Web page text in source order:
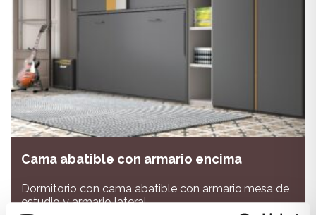
Cama abatible con armario encima
Dormitorio con cama abatible con armario,mesa de
estudio y armario lateral